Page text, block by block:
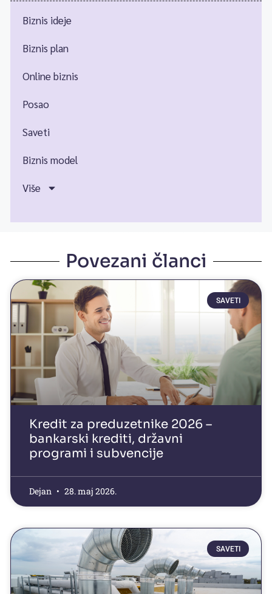
Biznis ideje
Biznis plan
Online biznis
Posao
Saveti
Biznis model
Više
Povezani članci
SAVETI
Kredit za preduzetnike 2026 –
bankarski krediti, državni
programi i subvencije
Dejan 28. maj 2026.
SAVETI